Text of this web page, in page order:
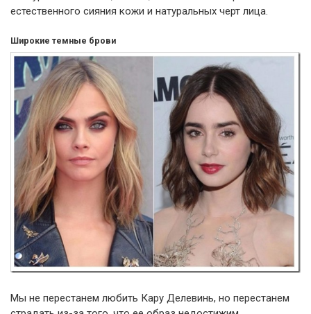
естественного сияния кожи и натуральных черт лица.
Широкие темные брови
Мы не перестанем любить Кару Делевинь, но перестанем